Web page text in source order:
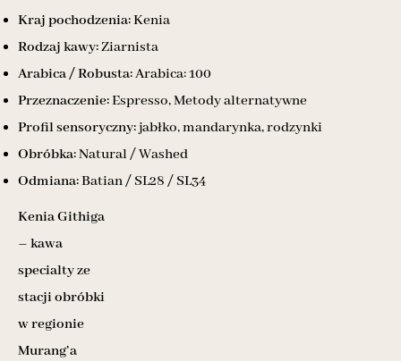
Kraj pochodzenia:Kenia
Rodzaj kawy:Ziarnista
Arabica / Robusta:Arabica: 100
Przeznaczenie:Espresso, Metody alternatywne
Profil sensoryczny:jabłko, mandarynka, rodzynki
Obróbka:Natural / Washed
Odmiana:Batian / SL28 / SL34
Kenia Githiga
– kawa
specialty ze
stacji obróbki
w regionie
Murang’a